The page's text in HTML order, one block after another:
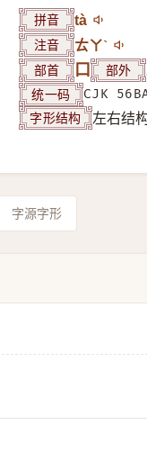
拼音 tà
注音 ㄊㄚˋ
部首 口 部外
统一码 CJK
字形结构 左右结
字源字形